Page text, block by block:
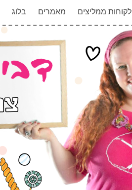
לקוחות ממליצים מאמרים בלוג